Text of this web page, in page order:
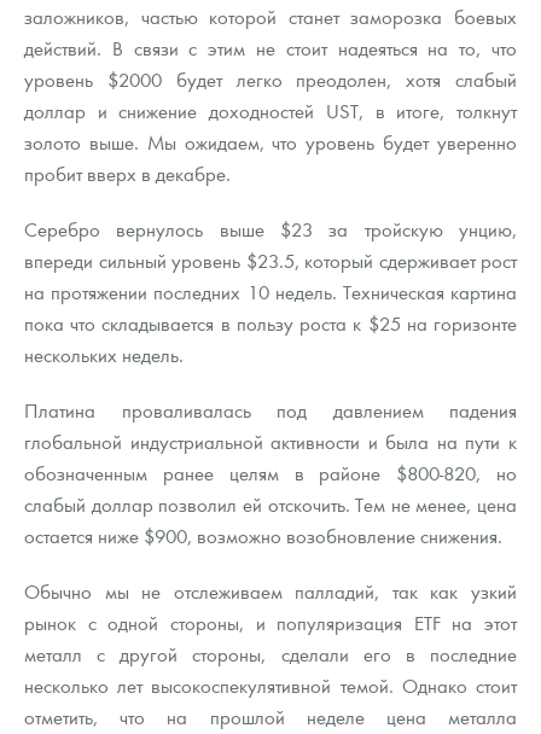
заложников, частью которой станет заморозка боевых
действий. В связи с этим не стоит надеяться на то, что
уровень $2000 будет легко преодолен, хотя слабый
доллар и снижение доходностей UST, в итоге, толкнут
золото выше. Мы ожидаем, что уровень будет уверенно
пробит вверх в декабре.
Серебро вернулось выше $23 за тройскую унцию,
впереди сильный уровень $23.5, который сдерживает рост
на протяжении последних 10 недель. Техническая картина
пока что складывается в пользу роста к $25 на горизонте
нескольких недель.
Платина проваливалась под давлением падения
глобальной индустриальной активности и была на пути к
обозначенным ранее целям в районе $800-820, но
слабый доллар позволил ей отскочить. Тем не менее, цена
остается ниже $900, возможно возобновление снижения.
Обычно мы не отслеживаем палладий, так как узкий
рынок с одной стороны, и популяризация ETF на этот
металл с другой стороны, сделали его в последние
несколько лет высокоспекулятивной темой. Однако стоит
отметить, что на прошлой неделе цена металла